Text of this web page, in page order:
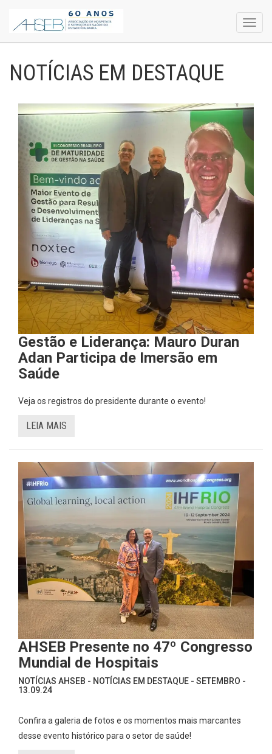
NOTÍCIAS EM DESTAQUE
Gestão e Liderança: Mauro Duran
Adan Participa de Imersão em
Saúde
Veja os registros do presidente durante o evento!
LEIA MAIS
AHSEB Presente no 47º Congresso
Mundial de Hospitais
NOTÍCIAS AHSEB - NOTÍCIAS EM DESTAQUE - SETEMBRO -
13.09.24
Confira a galeria de fotos e os momentos mais marcantes
desse evento histórico para o setor de saúde!